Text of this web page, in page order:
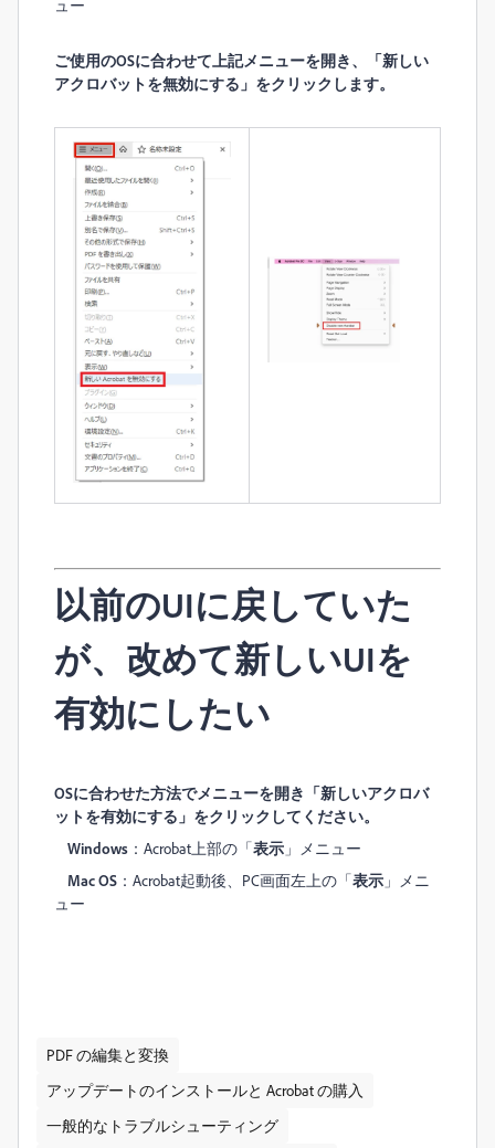
ュー
ご使用のOSに合わせて上記メニューを開き、「新しい
アクロバットを無効にする」をクリックします。
以前のUIに戻していた
が、 改めて新しいUIを
有効にしたい
OSに合わせた方法でメニューを開き「新しいアクロバ
ットを有効にする」をクリックしてください。
Windows ：Acrobat上部の「表示 」メニュー
Mac OS ：Acrobat起動後、PC画面左上の「表示 」メニ
ュー
PDF の編集と変換
アップデートのインストールと Acrobat の購入
一般的なトラブルシューティング